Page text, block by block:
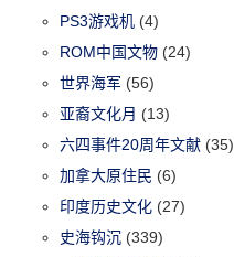
PS3游戏机 (4)
ROM中国文物 (24)
世界海军 (56)
亚裔文化月 (13)
六四事件20周年文献 (35)
加拿大原住民 (6)
印度历史文化 (27)
史海钩沉 (339)